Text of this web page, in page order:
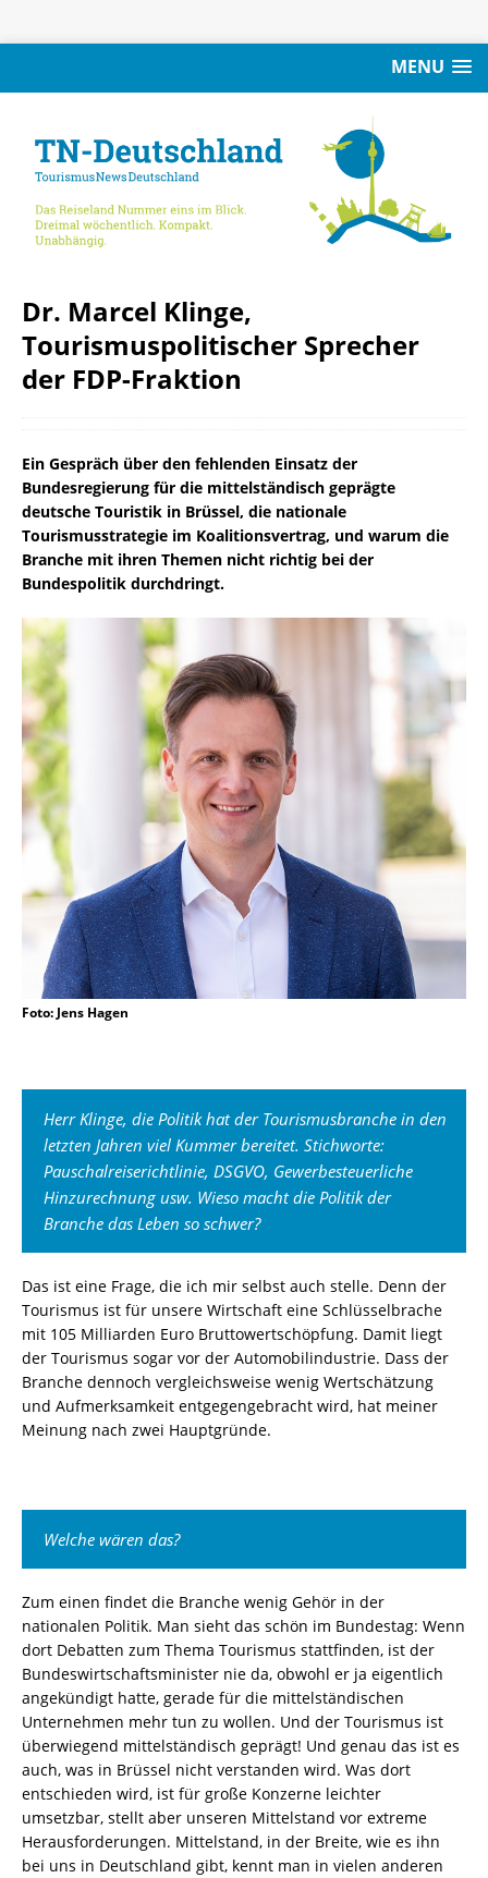
MENU
Dr. Marcel Klinge,
Tourismuspolitischer Sprecher
der FDP-Fraktion
Ein Gespräch über den fehlenden Einsatz der
Bundesregierung für die mittelständisch geprägte
deutsche Touristik in Brüssel, die nationale
Tourismusstrategie im Koalitionsvertrag, und warum die
Branche mit ihren Themen nicht richtig bei der
Bundespolitik durchdringt.
Foto: Jens Hagen
Herr Klinge, die Politik hat der Tourismusbranche in den
letzten Jahren viel Kummer bereitet. Stichworte:
Pauschalreiserichtlinie, DSGVO, Gewerbesteuerliche
Hinzurechnung usw. Wieso macht die Politik der
Branche das Leben so schwer?
Das ist eine Frage, die ich mir selbst auch stelle. Denn der
Tourismus ist für unsere Wirtschaft eine Schlüsselbrache
mit 105 Milliarden Euro Bruttowertschöpfung. Damit liegt
der Tourismus sogar vor der Automobilindustrie. Dass der
Branche dennoch vergleichsweise wenig Wertschätzung
und Aufmerksamkeit entgegengebracht wird, hat meiner
Meinung nach zwei Hauptgründe.
Welche wären das?
Zum einen findet die Branche wenig Gehör in der
nationalen Politik. Man sieht das schön im Bundestag: Wenn
dort Debatten zum Thema Tourismus stattfinden, ist der
Bundeswirtschaftsminister nie da, obwohl er ja eigentlich
angekündigt hatte, gerade für die mittelständischen
Unternehmen mehr tun zu wollen. Und der Tourismus ist
überwiegend mittelständisch geprägt! Und genau das ist es
auch, was in Brüssel nicht verstanden wird. Was dort
entschieden wird, ist für große Konzerne leichter
umsetzbar, stellt aber unseren Mittelstand vor extreme
Herausforderungen. Mittelstand, in der Breite, wie es ihn
bei uns in Deutschland gibt, kennt man in vielen anderen